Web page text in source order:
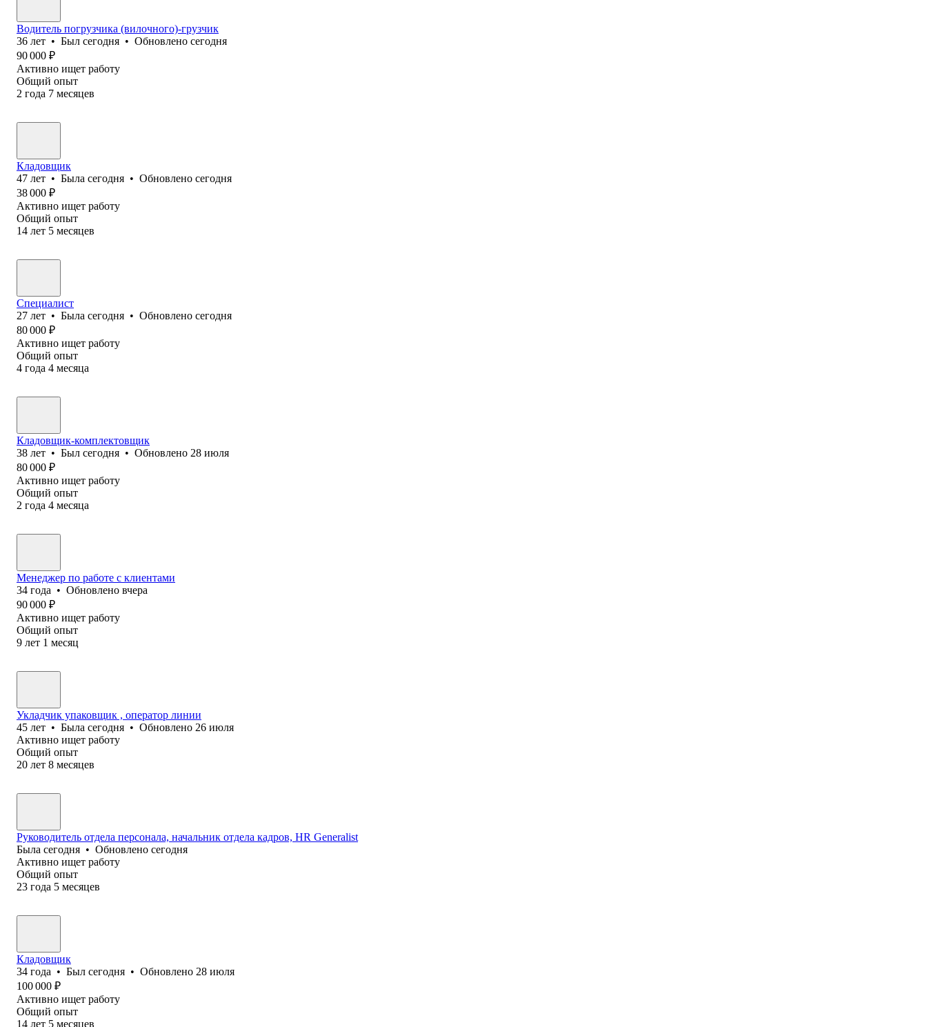
Водитель погрузчика (вилочного)-грузчик
36 лет • Был сегодня • Обновлено сегодня
90 000 ₽
Активно ищет работу
Общий опыт
2 года 7 месяцев
Кладовщик
47 лет • Была сегодня • Обновлено сегодня
38 000 ₽
Активно ищет работу
Общий опыт
14 лет 5 месяцев
Специалист
27 лет • Была сегодня • Обновлено сегодня
80 000 ₽
Активно ищет работу
Общий опыт
4 года 4 месяца
Кладовщик-комплектовщик
38 лет • Был сегодня • Обновлено 28 июля
80 000 ₽
Активно ищет работу
Общий опыт
2 года 4 месяца
Менеджер по работе с клиентами
34 года • Обновлено вчера
90 000 ₽
Активно ищет работу
Общий опыт
9 лет 1 месяц
Укладчик упаковщик , оператор линии
45 лет • Была сегодня • Обновлено 26 июля
Активно ищет работу
Общий опыт
20 лет 8 месяцев
Руководитель отдела персонала, начальник отдела кадров, HR Generalist
Была сегодня • Обновлено сегодня
Активно ищет работу
Общий опыт
23 года 5 месяцев
Кладовщик
34 года • Был сегодня • Обновлено 28 июля
100 000 ₽
Активно ищет работу
Общий опыт
14 лет 5 месяцев